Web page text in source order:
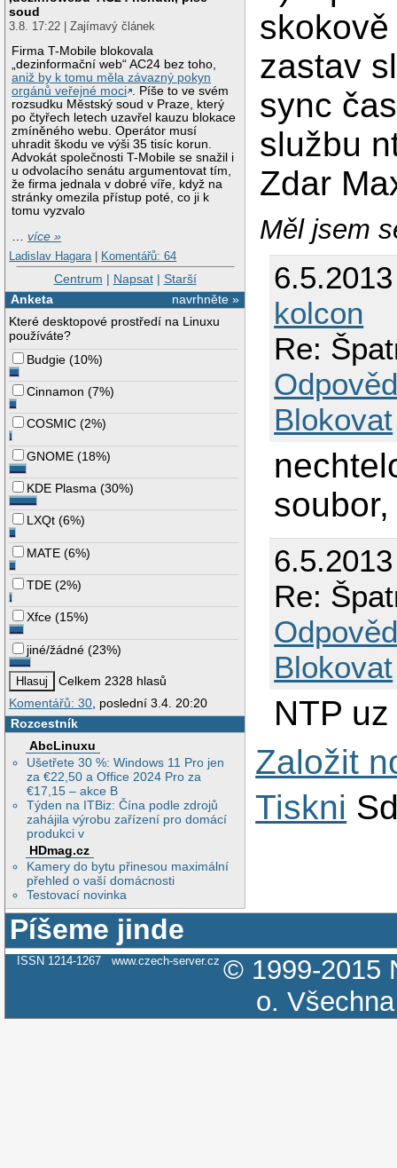
soud
3.8. 17:22 | Zajímavý článek
Firma T-Mobile blokovala
„dezinformační web“ AC24 bez toho,
aniž by k tomu měla závazný pokyn
orgánů veřejné moci . Píše to ve svém
rozsudku Městský soud v Praze, který
po čtyřech letech uzavřel kauzu blokace
zmíněného webu. Operátor musí
uhradit škodu ve výši 35 tisíc korun.
Advokát společnosti T-Mobile se snažil i
u odvolacího senátu argumentovat tím,
že firma jednala v dobré víře, když na
stránky omezila přístup poté, co ji k
tomu vyzvalo
…více »
Ladislav Hagara | Komentářů: 64
Centrum | Napsat| Starší
navrhněte »
Anketa
Které desktopové prostředí na Linuxu
používáte?
Budgie (10%)
Cinnamon (7%)
COSMIC (2%)
GNOME (18%)
KDE Plasma (30%)
LXQt (6%)
MATE (6%)
TDE (2%)
Xfce (15%)
jiné/žádné (23%)
Celkem 2328 hlasů
Komentářů: 30, poslední 3.4. 20:20
Rozcestník
AbcLinuxu
Ušetřete 30 %: Windows 11 Pro jen
za €22,50 a Office 2024 Pro za
€17,15 – akce B
Týden na ITBiz: Čína podle zdrojů
zahájila výrobu zařízení pro domácí
produkci v
HDmag.cz
Kamery do bytu přinesou maximální
přehled o vaší domácnosti
Testovací novinka
zastav
sync
službu
Zdar
Měl jsem
kolcon
Re:
Blokovat
Re:
Blokovat
NTP
Založit
Tiskni
Píšeme jinde
ISSN 1214-1267 www.czech-server.cz © 1999-2015
o.